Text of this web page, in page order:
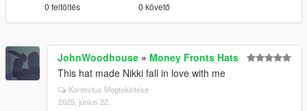
0 feltöltés 0 követő
JohnWoodhouse » Money Fronts Hats
This hat made Nikki fall in love with me
Kontextus Megtekintése
2025. június 22.